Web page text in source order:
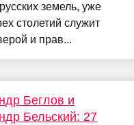
земель, уже
столетий служит
и прав...
Беглов и
Бельский: 27